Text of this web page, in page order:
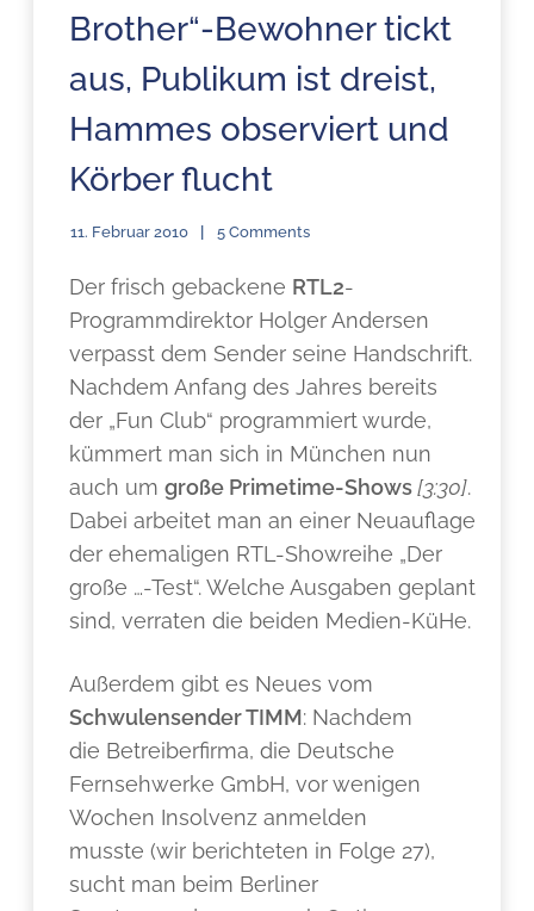
Brother“-Bewohner tickt
aus, Publikum ist dreist,
Hammes observiert und
Körber flucht
11. Februar 2010 5 Comments
Der frisch gebackene RTL2-
Programmdirektor Holger Andersen
verpasst dem Sender seine Handschrift.
Nachdem Anfang des Jahres bereits
der „Fun Club“ programmiert wurde,
kümmert man sich in München nun
auch umgroße Primetime-Shows[3:30].
Dabei arbeitet man an einer Neuauflage
der ehemaligen RTL-Showreihe „Der
große …-Test“. Welche Ausgaben geplant
sind, verraten die beiden Medien-KüHe.
Außerdem gibt es Neues vom
Schwulensender TIMM: Nachdem
die Betreiberfirma, die Deutsche
Fernsehwerke GmbH, vor wenigen
Wochen Insolvenz anmelden
musste (wir berichteten in Folge 27),
sucht man beim Berliner